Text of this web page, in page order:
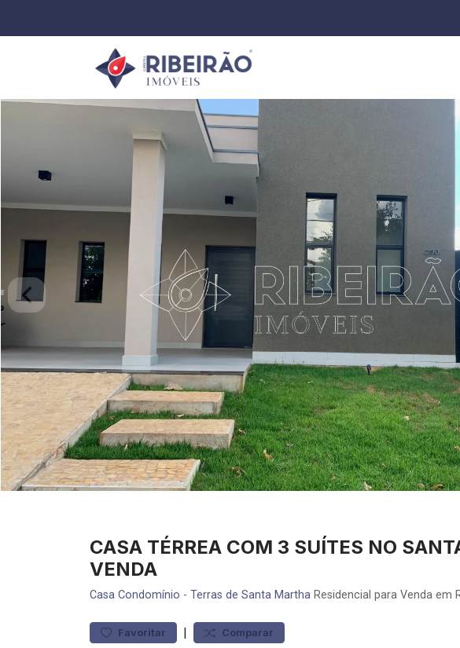
CASA TÉRREA COM 3 SUÍTES NO
VENDA
Casa Condomínio - Terras de Santa Martha Residencial para Venda em
Favoritar | Comparar